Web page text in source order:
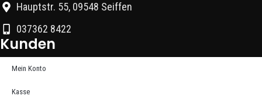
Hauptstr. 55, 09548 Seiffen
037362 8422
Kunden
Mein Konto
Kasse